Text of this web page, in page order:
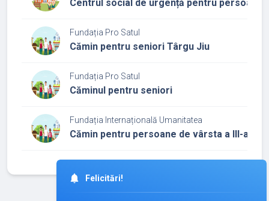
Centrul social de urgență pentru persoane
Fundația Pro Satul
Cămin pentru seniori Târgu Jiu
Fundația Pro Satul
Căminul pentru seniori
Fundația Internațională Umanitatea
Cămin pentru persoane de vârsta a III-a
©2026iCamin.ro